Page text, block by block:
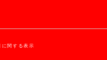
に関する表示